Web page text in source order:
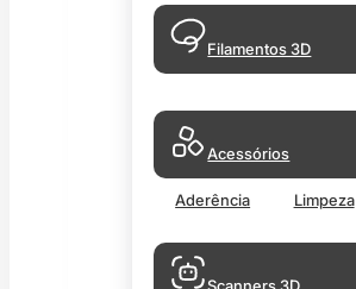
Filamentos 3D
Acessórios
Aderência Limpeza